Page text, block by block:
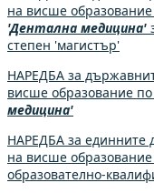
на висше
'Дентална медицина'
степен 'магистър'
НАРЕДБА за
висше образование
медицина'
НАРЕДБА за единните
на висше
образователно-